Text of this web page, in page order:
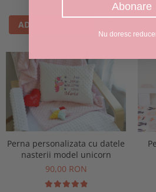
ADAUGA IN COS
Perna personalizata cu datele
nasterii model unicorn
90,00 RON
Abonare
Nu doresc